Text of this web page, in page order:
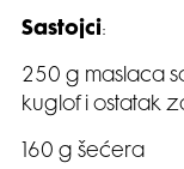
Sastojci:
250 g maslaca
kuglof i ostatak
160 g šećera